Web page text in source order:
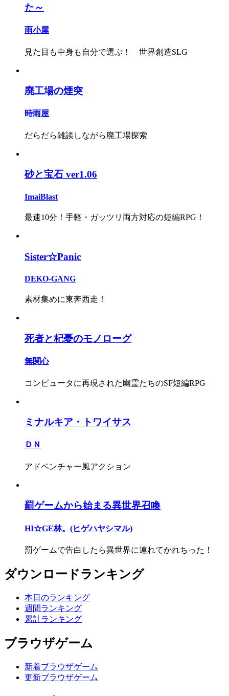
た～
雨小屋
見た目も中身も自分で選ぶ！ 世界創造SLG
廃工場の煙突
時雨屋
だらだら雑談しながら廃工場探索
砂と宝石 ver1.06
ImaiBlast
最速10分！手軽・ガッツリ両方対応の短編RPG！
Sister☆Panic
DEKO-GANG
素材集めに東奔西走！
死者と杞憂のモノローグ
無関心
コンピュータに再現された幽霊たちのSF短編RPG
ミナルキア・トワイサス
ＤＮ
アドベンチャー風アクション
罰ゲームから始まる異世界召喚
HI☆GE林。(ヒゲハヤシマル)
罰ゲームで告白したら異世界に連れてかれちった！
ダウンロードランキング
本日のランキング
週間ランキング
累計ランキング
ブラウザゲーム
新着ブラウザゲーム
更新ブラウザゲーム